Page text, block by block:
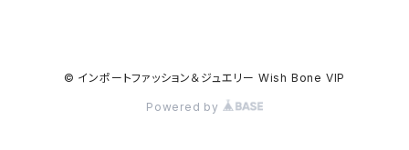
© インポートファッション＆ジュエリー Wish Bone VIP
Powered by